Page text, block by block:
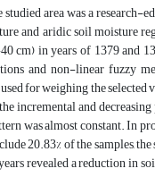
area was a
and aridic soil moisture
in years of 1379 and
and non-linear fuzzy
for weighing the
incremental and
was almost constant. In
20.83% of the samples,
revealed a reduction in